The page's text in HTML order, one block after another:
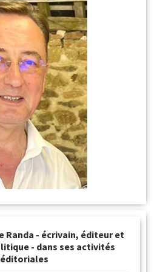
Randa - écrivain, éditeur et
- dans ses activités
éditoriales